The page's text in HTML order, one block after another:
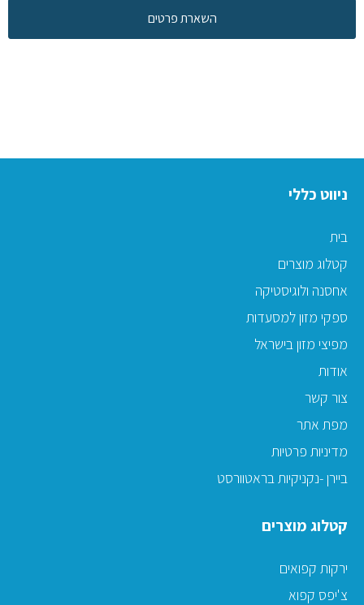
השארת פרטים
ניווט כללי
בית
קטלוג מוצרים
אחסנה ולוגיסטיקה
ספקי מזון למסעדות
מפיצי מזון בישראל
אודות
צור קשר
מפת אתר
מדיניות פרטיות
ביירן -נקניקיות בראטוורסט
קטלוג מוצרים
ירקות קפואים
צ'יפס קפוא